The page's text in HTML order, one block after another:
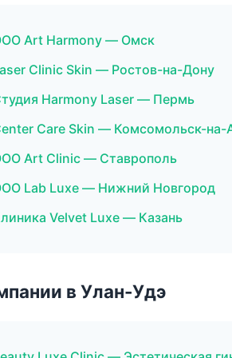
Art Harmony — Омск
Clinic Skin — Ростов-на-Дону
Harmony Laser — Пермь
Care Skin — Комсомольск-на-
Art Clinic — Ставрополь
Lab Luxe — Нижний Новгород
Velvet Luxe — Казань
в Улан-Удэ